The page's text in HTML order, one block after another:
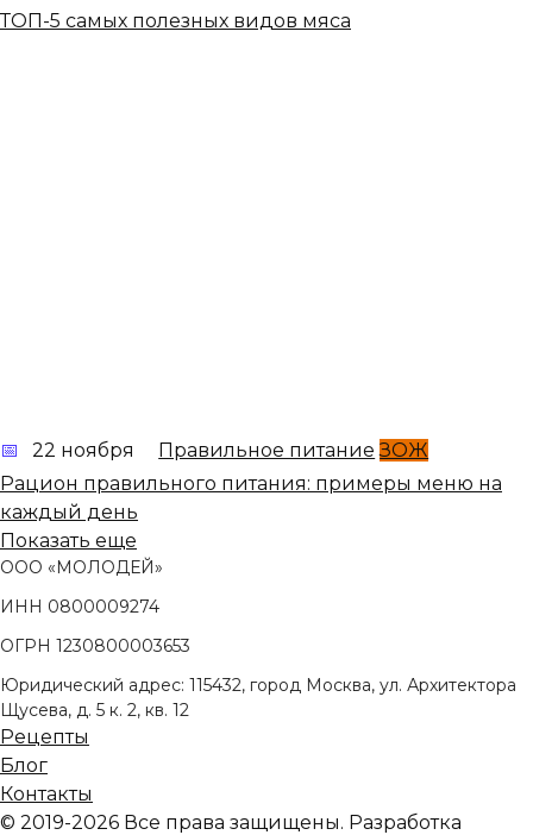
ТОП-5 самых полезных видов мяса
22 ноября Правильное питание ЗОЖ
Рацион правильного питания: примеры меню на
каждый день
Показать еще
ООО «МОЛОДЕЙ»
ИНН 0800009274
ОГРН 1230800003653
Юридический адрес: 115432, город Москва, ул. Архитектора
Щусева, д. 5 к. 2, кв. 12
Рецепты
Блог
Контакты
© 2019-2026 Все права защищены. Разработка